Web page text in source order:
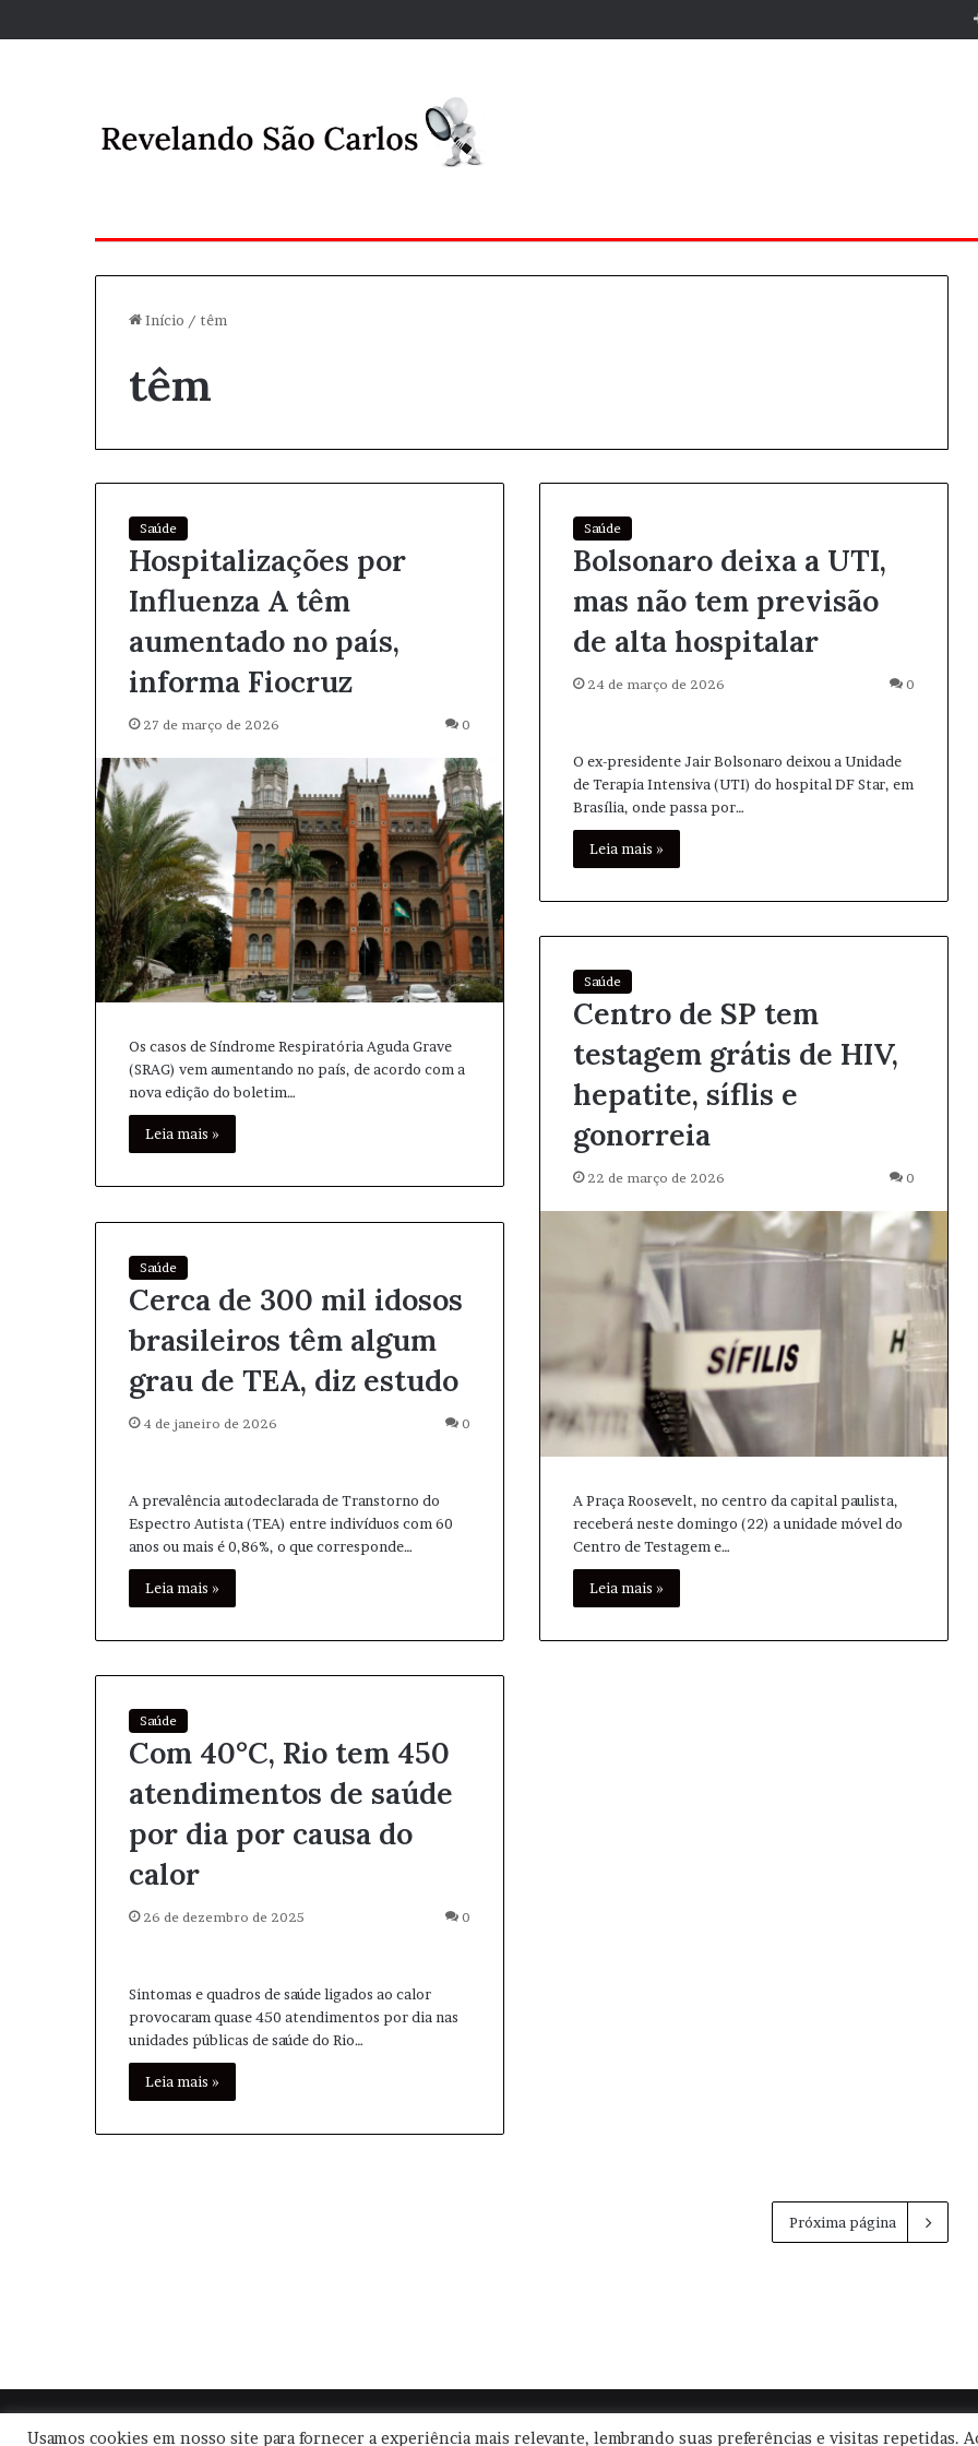
Início / têm
têm
Saúde
Hospitalizações por
Influenza A têm
aumentado no país,
informa Fiocruz
27 de março de 2026 0
Os casos de Síndrome Respiratória Aguda Grave
(SRAG) vem aumentando no país, de acordo com a
nova edição do boletim…
Leia mais »
Saúde
Bolsonaro deixa a UTI,
mas não tem previsão
de alta hospitalar
24 de março de 2026 0
O ex-presidente Jair Bolsonaro deixou a Unidade
de Terapia Intensiva (UTI) do hospital DF Star, em
Brasília, onde passa por…
Leia mais »
Saúde
Centro de SP tem
testagem grátis de HIV,
hepatite, síflis e
gonorreia
22 de março de 2026 0
A Praça Roosevelt, no centro da capital paulista,
receberá neste domingo (22) a unidade móvel do
Centro de Testagem e…
Leia mais »
Saúde
Cerca de 300 mil idosos
brasileiros têm algum
grau de TEA, diz estudo
4 de janeiro de 2026 0
A prevalência autodeclarada de Transtorno do
Espectro Autista (TEA) entre indivíduos com 60
anos ou mais é 0,86%, o que corresponde…
Leia mais »
Saúde
Com 40°C, Rio tem 450
atendimentos de saúde
por dia por causa do
calor
26 de dezembro de 2025 0
Sintomas e quadros de saúde ligados ao calor
provocaram quase 450 atendimentos por dia nas
unidades públicas de saúde do Rio…
Leia mais »
Próxima página
2026, Todos os direitos reservados | | Termos de Uso Política de Privacidade | CNPJ: 57.671.561/0001-30
Usamos cookies em nosso site para fornecer a experiência mais relevante, lembrando suas preferências e visitas repetidas.